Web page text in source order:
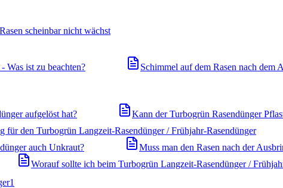
scheinbar nicht wächst
Was ist zu beachten?
Schimmel auf dem Rasen nach dem
aufgelöst hat?
Kann der Turbogrün Rasendünger
für den Turbogrün Langzeit-Rasendünger / Frühjahr-Rasendünger
auch Unkraut?
Muss man den Rasen nach der
Worauf sollte ich beim Turbogrün Langzeit-Rasendünger /
1